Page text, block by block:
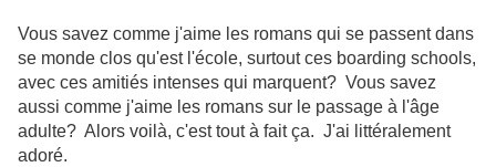
Vous savez comme j'aime les romans qui se passent dans
se monde clos qu'est l'école, surtout ces boarding schools,
avec ces amitiés intenses qui marquent? Vous savez
aussi comme j'aime les romans sur le passage à l'âge
adulte? Alors voilà, c'est tout à fait ça. J'ai littéralement
adoré.